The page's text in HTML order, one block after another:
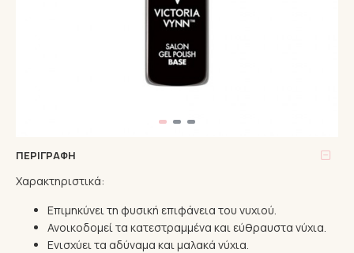
ΠΕΡΙΓΡΑΦΉ
Χαρακτηριστικά:
Επιμηκύνει τη φυσική επιφάνεια του νυχιού.
Ανοικοδομεί τα κατεστραμμένα και εύθραυστα νύχια.
Ενισχύει τα αδύναμα και μαλακά νύχια.